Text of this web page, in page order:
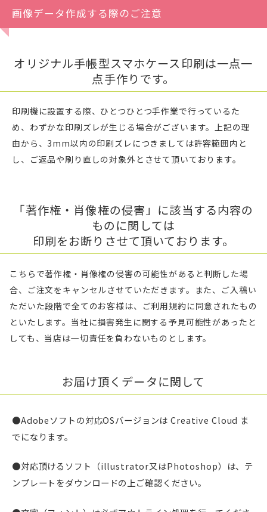
画像データ作成する際のご注意
オリジナル手帳型スマホケース印刷は一点一
点手作りです。
印刷機に設置する際、ひとつひとつ手作業で行っているた
め、わずかな印刷ズレが生じる場合がございます。上記の理
由から、3mm以内の印刷ズレにつきましては許容範囲内と
し、ご返品や刷り直しの対象外とさせて頂いております。
「著作権・肖像権の侵害」に該当する内容の
ものに関しては
印刷をお断りさせて頂いております。
こちらで著作権・肖像権の侵害の可能性があると判断した場
合、ご注文をキャンセルさせていただきます。また、ご入稿い
ただいた段階で全てのお客様は、ご利用規約に同意されたもの
といたします。当社に損害発生に関する予見可能性があったと
しても、当店は一切責任を負わないものとします。
お届け頂くデータに関して
●Adobeソフトの対応OSバージョンは Creative Cloud ま
でになります。
●対応頂けるソフト（illustrator又はPhotoshop）は、テ
ンプレートをダウンロードの上ご確認ください。